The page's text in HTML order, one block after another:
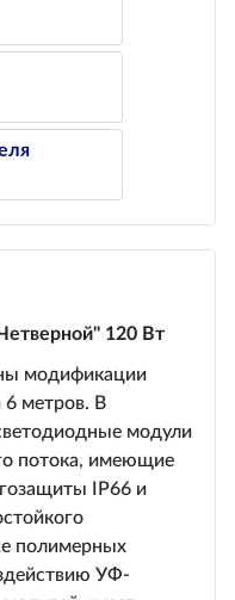
120 Вт
модификации
6 метров. В
модули
потока, имеющие
IP66 и
полимерных
УФ-